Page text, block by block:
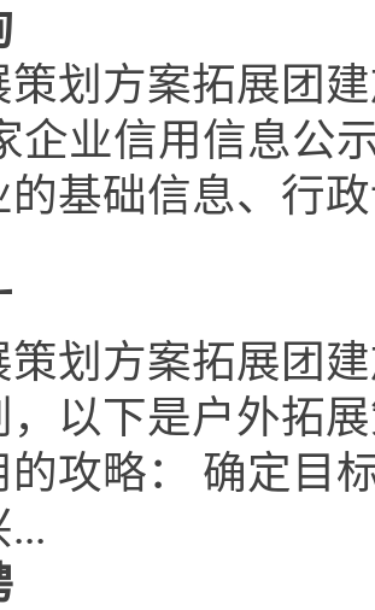
策划方案拓展团
企业信用信息公
的基础信息、行
策划方案拓展团
，以下是户外拓
的攻略： 确定目